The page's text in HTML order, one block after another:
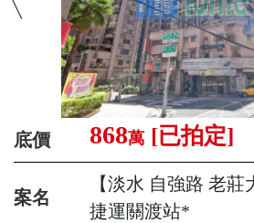
底價 868萬 [已拍定]
案名
【淡水 自強路 老
捷運關渡站*